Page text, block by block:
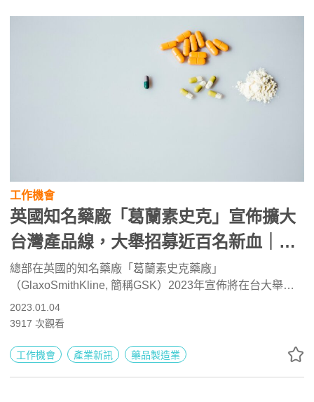
工作機會
英國知名藥廠「葛蘭素史克」宣佈擴大
台灣產品線，大舉招募近百名新血｜最
新職缺
總部在英國的知名藥廠「葛蘭素史克藥廠」
（GlaxoSmithKline, 簡稱GSK）2023年宣佈將在台大舉招
募新血，因應擴大台灣分公司規模，增加台灣產品線，因此
會在未來1-2年內招募近百位的新員工，投入全新治療領
選公司福利、薪資情報了解徵才詳情唷！
2023.01.04
3917 次觀看
工作機會 產業新訊 藥品製造業